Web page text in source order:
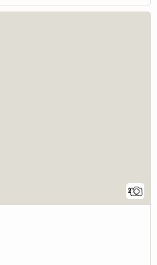
2